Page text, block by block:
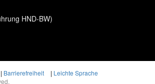
HND-BW)
| Barrierefreiheit | Leichte Sprache